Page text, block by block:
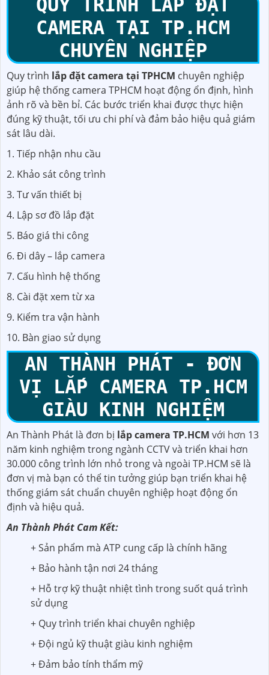
QUY TRÌNH LẮP ĐẶT
CAMERA TẠI TP.HCM
CHUYÊN NGHIỆP
Quy trình lắp đặt camera tại TPHCM chuyên nghiệp
giúp hệ thống camera TPHCM hoạt động ổn định, hình
ảnh rõ và bền bỉ. Các bước triển khai được thực hiện
đúng kỹ thuật, tối ưu chi phí và đảm bảo hiệu quả giám
sát lâu dài.
1. Tiếp nhận nhu cầu
2. Khảo sát công trình
3. Tư vấn thiết bị
4. Lập sơ đồ lắp đặt
5. Báo giá thi công
6. Đi dây – lắp camera
7. Cấu hình hệ thống
8. Cài đặt xem từ xa
9. Kiểm tra vận hành
10. Bàn giao sử dụng
AN THÀNH PHÁT - ĐƠN
VỊ LẮP CAMERA TP.HCM
GIÀU KINH NGHIỆM
An Thành Phát là đơn bị lắp camera TP.HCM với hơn 13
năm kinh nghiệm trong ngành CCTV và triển khai hơn
30.000 công trình lớn nhỏ trong và ngoài TP.HCM sẽ là
đơn vị mà bạn có thể tin tưởng giúp bạn triển khai hệ
thống giám sát chuẩn chuyên nghiệp hoạt động ổn
định và hiệu quả.
An Thành Phát Cam Kết:
+ Sản phẩm mà ATP cung cấp là chính hãng
+ Bảo hành tận nơi 24 tháng
+ Hỗ trợ kỹ thuật nhiệt tình trong suốt quá trình
sử dụng
+ Quy trình triển khai chuyên nghiệp
+ Đội ngủ kỹ thuật giàu kinh nghiệm
+ Đảm bảo tính thẩm mỹ